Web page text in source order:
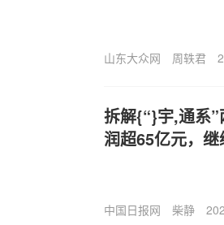
山东大众网 周轶君
拆解{“}宇,通系
润超65亿元，
中国日报网 柴静